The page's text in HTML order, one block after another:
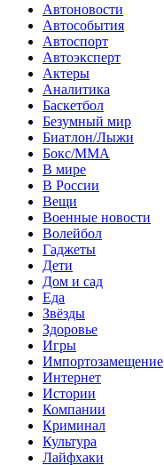
Автоновости
Автособытия
Автоспорт
Автоэксперт
Актеры
Аналитика
Баскетбол
Безумный мир
Биатлон/Лыжи
Бокс/MMA
В мире
В России
Вещи
Военные новости
Волейбол
Гаджеты
Дети
Дом и сад
Еда
Звёзды
Здоровье
Игры
Импортозамещение
Интернет
Истории
Компании
Криминал
Культура
Лайфхаки